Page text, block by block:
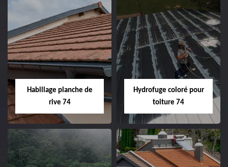
Habillage planche de
rive 74
Hydrofuge coloré pour
toiture 74